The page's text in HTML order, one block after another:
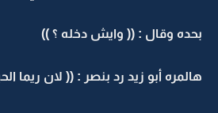
بحده وقال : (( وايش دخله ؟ ))
هالمره أبو زيد رد بنصر : (( لان ريما